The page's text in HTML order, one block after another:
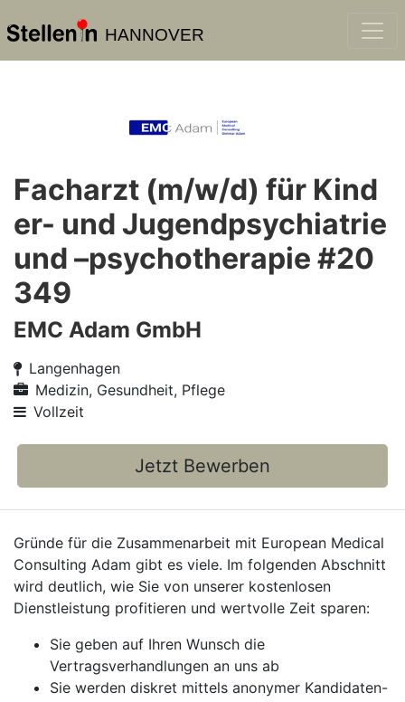
HANNOVER
Facharzt (m/w/d) für Kind
er- und Jugendpsychiatrie
und –psychotherapie #20
349
EMC Adam GmbH
Langenhagen
Medizin, Gesundheit, Pflege
Vollzeit
Jetzt Bewerben
Gründe für die Zusammenarbeit mit European Medical
Consulting Adam gibt es viele. Im folgenden Abschnitt
wird deutlich, wie Sie von unserer kostenlosen
Dienstleistung profitieren und wertvolle Zeit sparen:
Sie geben auf Ihren Wunsch die
Vertragsverhandlungen an uns ab
Sie werden diskret mittels anonymer Kandidaten-